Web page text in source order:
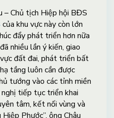
– Chủ tịch Hiệp hội BĐS
của khu vực này còn lớn
đẩy phát triển hơn nữa
nhiều lần ý kiến, giao
đất đai, phát triển bất
tầng luôn cần được
tướng vào các tỉnh miền
tiếp tục triển khai
tâm, kết nối vùng và
Phước”, ông Châu